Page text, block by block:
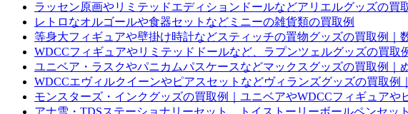
ラッセン原画やリミテッドエディションドールなどアリエルグッズの買
レトロなオルゴールや食器セットなどミニーの雑貨類の買取例
等身大フィギュアや壁掛け時計などスティッチの置物グッズの買取例｜
WDCCフィギュアやリミテッドドールなど、ラプンツェルグッズの買取
ユニベア・ラスクやパニカムパスケースなどマックスグッズの買取例｜
WDCCエヴィルクイーンやピアスセットなどヴィランズグッズの買取例
モンスターズ・インクグッズの買取例｜ユニベアやWDCCフィギュア